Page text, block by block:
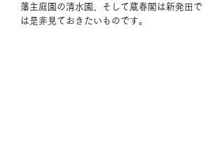
藩主庭園の清水園、そして蔵春閣は新発田で
は是非見ておきたいものです。